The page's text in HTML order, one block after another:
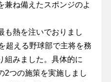
兼ね備えたスポンジのよ
も熱を注いでおりまし
超える野球部で主将を務
組みました。具体的に
2つの施策を実施しまし